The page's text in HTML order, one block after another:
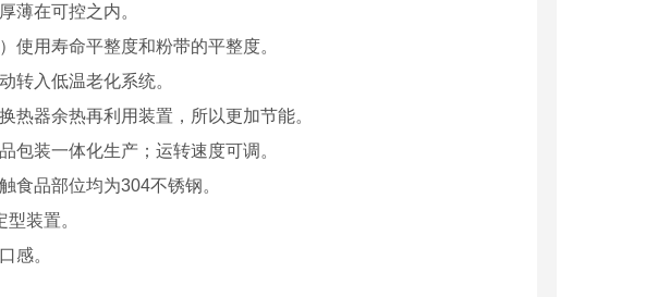
薄在可控之内。
使用寿命平整度和粉带的平整度。
转入低温老化系统。
热器余热再利用装置，所以更加节能。
包装一体化生产；运转速度可调。
食品部位均为304不锈钢。
装置。
感。